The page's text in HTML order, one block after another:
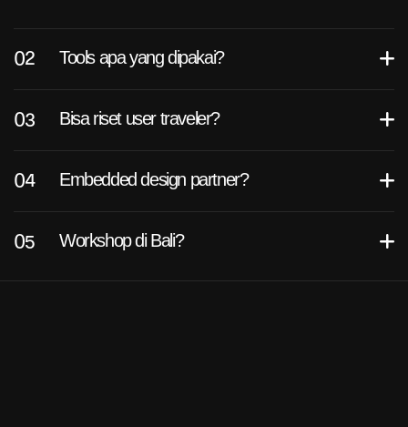
Tools apa yang dipakai?
Bisa riset user traveler?
Embedded design partner?
Workshop di Bali?